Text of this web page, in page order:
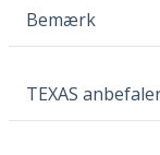
Bemærk
TEXAS